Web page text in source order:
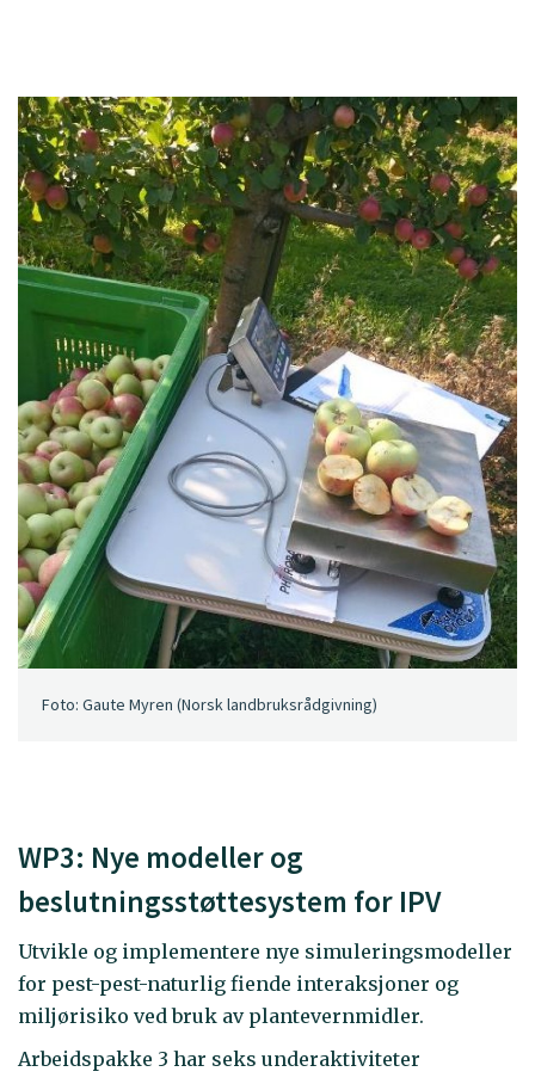
Foto: Gaute Myren (Norsk landbruksrådgivning)
WP3: Nye modeller og
beslutningsstøttesystem for IPV
Utvikle og implementere nye simuleringsmodeller
for pest-pest-naturlig fiende interaksjoner og
miljørisiko ved bruk av plantevernmidler.
Arbeidspakke 3 har seks underaktiviteter